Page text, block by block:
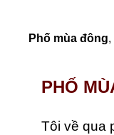
Phố mùa đông,
PHỐ
Tôi về qua